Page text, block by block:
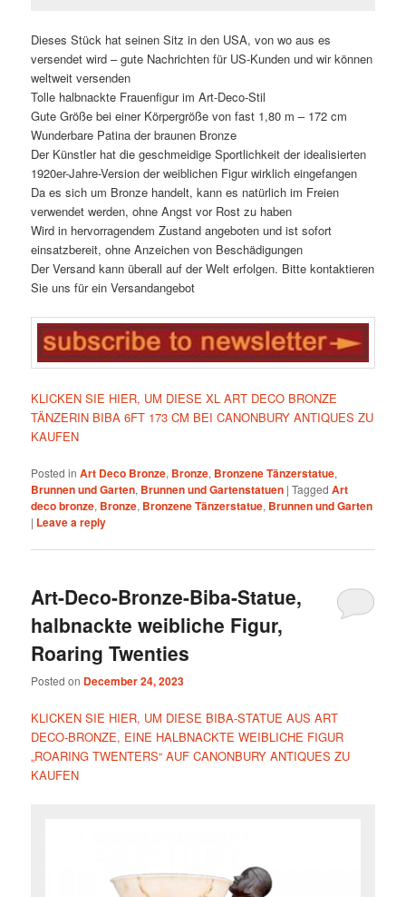
Dieses Stück hat seinen Sitz in den USA, von wo aus es
versendet wird – gute Nachrichten für US-Kunden und wir können
weltweit versenden
Tolle halbnackte Frauenfigur im Art-Deco-Stil
Gute Größe bei einer Körpergröße von fast 1,80 m – 172 cm
Wunderbare Patina der braunen Bronze
Der Künstler hat die geschmeidige Sportlichkeit der idealisierten
1920er-Jahre-Version der weiblichen Figur wirklich eingefangen
Da es sich um Bronze handelt, kann es natürlich im Freien
verwendet werden, ohne Angst vor Rost zu haben
Wird in hervorragendem Zustand angeboten und ist sofort
einsatzbereit, ohne Anzeichen von Beschädigungen
Der Versand kann überall auf der Welt erfolgen. Bitte kontaktieren
Sie uns für ein Versandangebot
KLICKEN SIE HIER, UM DIESE XL ART DECO BRONZE
TÄNZERIN BIBA 6FT 173 CM BEI CANONBURY ANTIQUES ZU
KAUFEN
Posted in Art Deco Bronze, Bronze, Bronzene Tänzerstatue,
Brunnen und Garten, Brunnen und Gartenstatuen |Tagged Art
deco bronze, Bronze, Bronzene Tänzerstatue, Brunnen und Garten
| Leave a reply
Art-Deco-Bronze-Biba-Statue,
halbnackte weibliche Figur,
Roaring Twenties
Posted on December 24, 2023
KLICKEN SIE HIER, UM DIESE BIBA-STATUE AUS ART
DECO-BRONZE, EINE HALBNACKTE WEIBLICHE FIGUR
„ROARING TWENTERS“ AUF CANONBURY ANTIQUES ZU
KAUFEN